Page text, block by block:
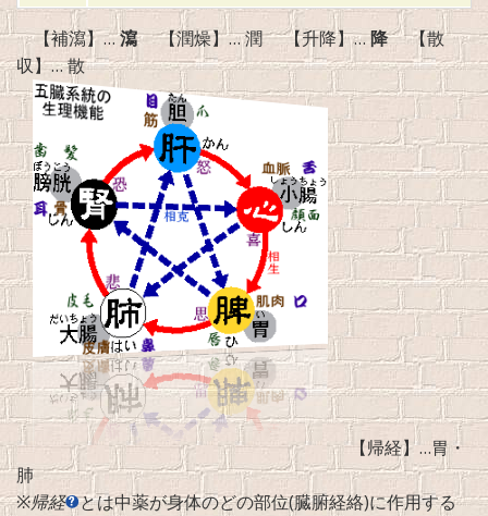
【補瀉】…瀉【潤燥】… 潤 【升降】…降【散
収】… 散
【帰経】…胃・
肺
※帰経 とは中薬が身体のどの部位(臓腑経絡)に作用する